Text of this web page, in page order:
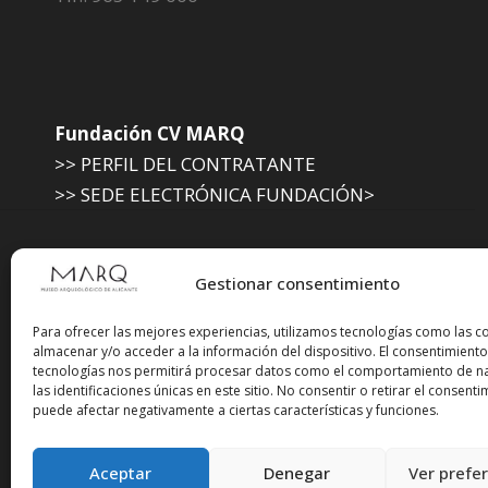
Gestionar consentimiento
Para ofrecer las mejores experiencias, utilizamos tecnologías como las
almacenar y/o acceder a la información del dispositivo. El
tecnologías nos permitirá procesar datos como el comportamiento de
las identificaciones únicas en este sitio. No consentir o retirar el
puede afectar negativamente a ciertas características y funciones.
Aceptar Denegar Ver
Fundación CV MARQ
>> PERFIL DEL CONTRATANTE
>> SEDE ELECTRÓNICA FUNDACIÓN>
>> SEDE ELECTRÓNICA DIPUTACIÓN
Suscríbete a nuestra
Newsletter